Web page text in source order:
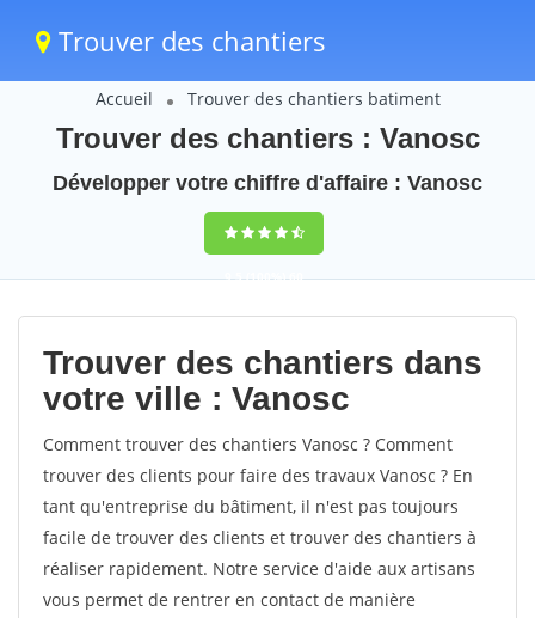
Trouver des chantiers
Accueil Trouver des chantiers batiment
Trouver des chantiers : Vanosc
Développer votre chiffre d'affaire : Vanosc
9,5(100%)60
votes
Trouver des chantiers dans
votre ville : Vanosc
Comment trouver des chantiers Vanosc ? Comment
trouver des clients pour faire des travaux Vanosc ? En
tant qu'entreprise du bâtiment, il n'est pas toujours
facile de trouver des clients et trouver des chantiers à
réaliser rapidement. Notre service d'aide aux artisans
vous permet de rentrer en contact de manière